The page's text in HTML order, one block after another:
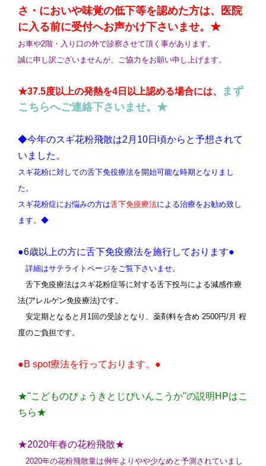
さ・においや味覚の低下等を認めた方は、医院
に入る前に受付へお声かけ下さいませ。★
お車や2階・入り口の外で診察させて頂く事があります。
誠に申し訳ございませんが、ご協力をお願い申し上げます。
★37.5度以上の発熱を4日以上認める場合には、
まず
こちらへご連絡下さいませ。★
◆今年のスギ花粉飛散は2月10日頃からと予想されて
いました。
スギ花粉に対しての舌下免役療法を開始可能な時期となりまし
た。
スギ花粉症にお悩みの方は舌下免疫療法による治療をお勧め致し
ます。 ◆
●6歳以上の方に舌下免疫療法を施行しております●
詳細はサテライトページをご覧下さいませ。
舌下免疫療法はスギ花粉症等に対する舌下投与による減感作療
法(アレルゲン免疫療法)です。
安定期となると月1回の受診となり、薬剤料を含め 2500円/月 程
度のご負担です。
●B spot療法を行っております。●
★"こどものびょうきとじびいんこうか"の説明HPはこ
ちら★
★2020年春の花粉飛散★
2020年の花粉飛散量は例年よりやや少なめと予測されていまし